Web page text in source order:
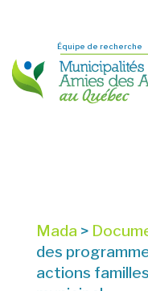
Équipe de recherche
Mada >
des
actions